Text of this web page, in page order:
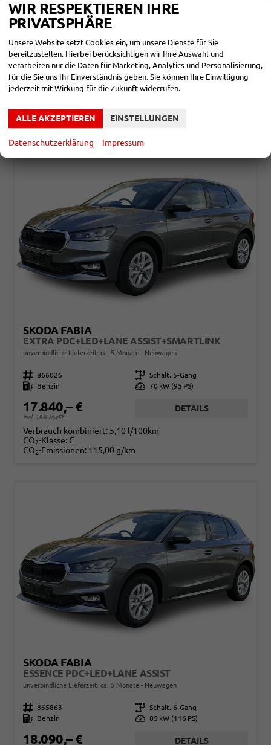
ESSENCE PDC+LED+LANE ASSIST
unverbindliche Lieferzeit: ca. 5 Monate
Fahrzeugnr. 865862 Getriebe Schalt. 5-Gang
Kraftstoff Benzin Leistung 70 kW (95 PS)
17.690,– €
incl. 19% MwSt.
DETAILS
CO2-Klasse:C
CO2-Emissionen:115,00 g/km
SKODA FABIA
EXTRA PDC+LED+LANE ASSIST+SMARTLINK
unverbindliche Lieferzeit: ca. 5 Monate Neuwagen
Fahrzeugnr. 866026 Getriebe Schalt. 5-Gang
Kraftstoff
Benzin Leistung 70 kW (95 PS)
17.840,– €
incl. 19% MwSt.
DETAILS
Verbrauch kombiniert: 5,10 l/100km
CO2-Klasse: C
CO2-Emissionen: 115,00 g/km
SKODA FABIA
ESSENCE PDC+LED+LANE ASSIST
unverbindliche Lieferzeit: ca. 5 Monate Neuwagen
Fahrzeugnr. 865863 Getriebe Schalt. 6-Gang
Kraftstoff
Benzin Leistung 85 kW (116 PS)
18.090,– € DETAILS
WIR RESPEKTIEREN IHRE
PRIVATSPHÄRE
Unsere Website setzt Cookies ein, um unsere Dienste für Sie
bereitzustellen. Hierbei berücksichtigen wir Ihre Auswahl und
verarbeiten nur die Daten für Marketing, Analytics und Personalisierung,
für die Sie uns Ihr Einverständnis geben. Sie können Ihre Einwilligung
jederzeit mit Wirkung für die Zukunft widerrufen.
ALLE AKZEPTIEREN EINSTELLUNGEN
Datenschutzerklärung Impressum